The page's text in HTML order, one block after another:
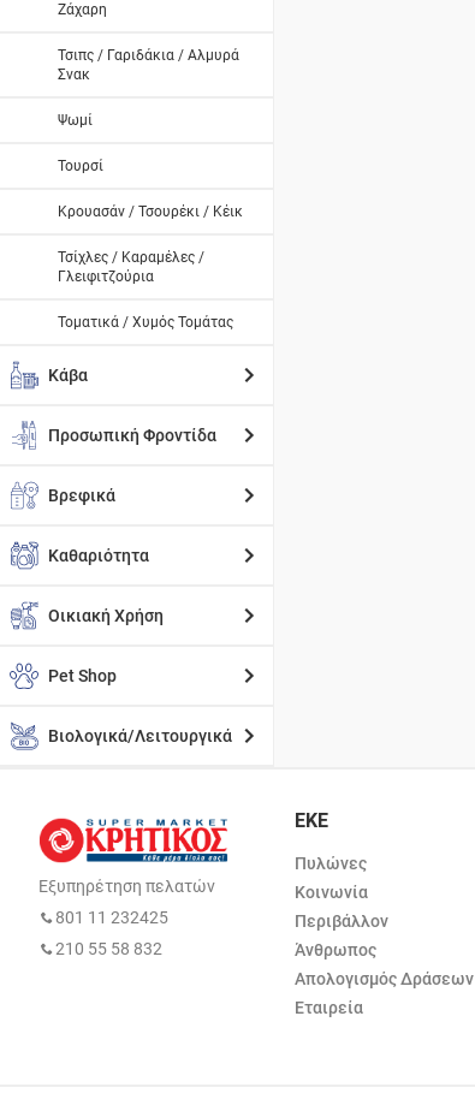
Ζάχαρη
Τσιπς / Γαριδάκια / Αλμυρά
Σνακ
Ψωμί
Τουρσί
Κρουασάν / Τσουρέκι / Κέικ
Τσίχλες / Καραμέλες /
Γλειφιτζούρια
Τοματικά / Χυμός Τομάτας
Κάβα
Προσωπική Φροντίδα
Βρεφικά
Καθαριότητα
Οικιακή Χρήση
Pet Shop
Βιολογικά/Λειτουργικά
Εξυπηρέτηση πελατών
801 11 232425
210 55 58 832
ΕΚΕ
Πυλώνες
Κοινωνία
Περιβάλλον
Άνθρωπος
Απολογισμός Δράσεων
Εταιρεία